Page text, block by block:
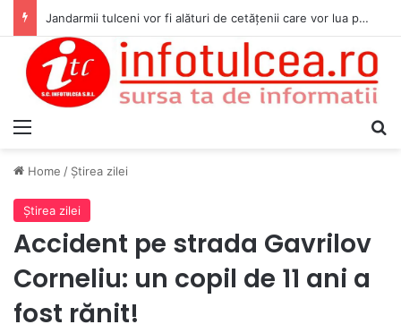
Jandarmii tulceni vor fi alături de cetățenii care vor lua parte la Festivalul Folk Țestos
Home / Ştirea zilei
Ştirea zilei
Accident pe strada Gavrilov
Corneliu: un copil de 11 ani a
fost rănit!